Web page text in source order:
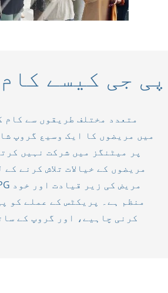
پی جی کیسے
میں مریضوں کا ایک وسیع گروپ
پر میٹنگز میں شرکت نہیں
مریضوں کے خیالات تلاش کرنے
منظم ہے۔ پریکٹس کے عملے کو
کرنی چاہیے، اور گروپ کے